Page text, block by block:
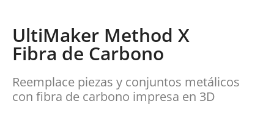
UltiMaker Method X
Fibra de Carbono
Reemplace piezas y conjuntos metálicos
con fibra de carbono impresa en 3D